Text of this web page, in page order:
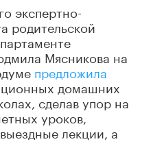
экспертно-
родительской
Мясникова на
предложила
домашних
сделав упор на
уроков,
лекции, а